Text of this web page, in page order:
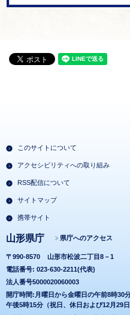
このサイトについて
アクセシビリティへの取り組み
RSS配信について
サイトマップ
携帯サイト
山形県庁 県庁へのアクセス
〒990-8570
山形市松波二丁目8－1
電話番号: 023-630-2211(代表)
法人番号5000020060003
開庁時間:月曜日から金曜日の午前8時30
午後5時15分（祝日、休日および12月29日